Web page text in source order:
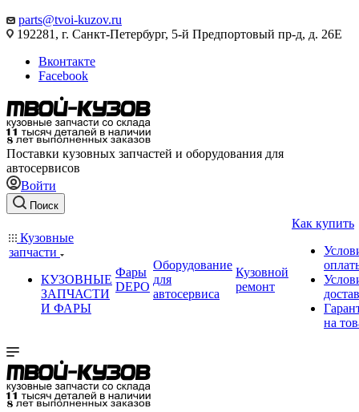
parts@tvoi-kuzov.ru
192281, г. Санкт-Петербург, 5-й Предпортовый пр-д, д. 26Е
Вконтакте
Facebook
Поставки кузовных запчастей и оборудования для
автосервисов
Войти
Поиск
Кузовные
запчасти
КУЗОВНЫЕ
ЗАПЧАСТИ
И ФАРЫ
Фары
DEPO
Оборудование
для
автосервиса
Кузовной
ремонт
Как купить
на